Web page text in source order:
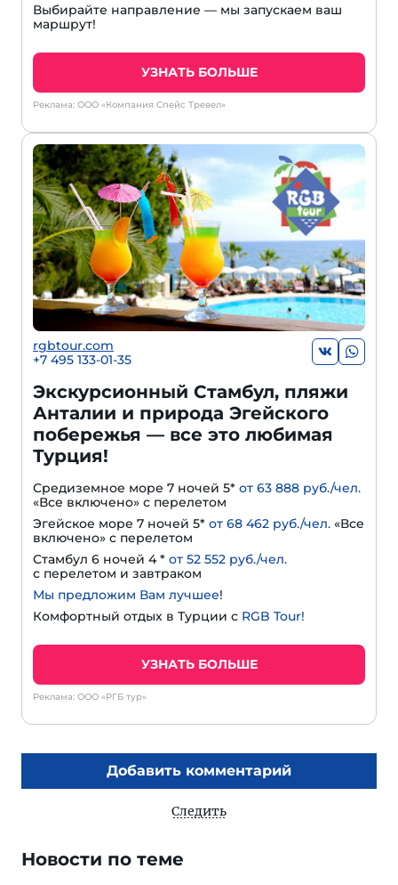
Выбирайте направление — мы запускаем ваш
маршрут!
УЗНАТЬ БОЛЬШЕ
Реклама: ООО «Компания Спейс Тревел»
rgbtour.com
+7 495 133-01-35
Экскурсионный Стамбул, пляжи
Анталии и природа Эгейского
побережья — все это любимая
Турция!
Средиземное море 7 ночей 5* от 63 888 руб./чел.
«Все включено» с перелетом
Эгейское море 7 ночей 5* от 68 462 руб./чел. «Все
включено» с перелетом
Стамбул 6 ночей 4 * от 52 552 руб./чел.
с перелетом и завтраком
Мы предложим Вам лучшее!
Комфортный отдых в Турции с RGB Tour!
УЗНАТЬ БОЛЬШЕ
Реклама: ООО «РГБ тур»
Добавить комментарий
Следить
Новости по теме